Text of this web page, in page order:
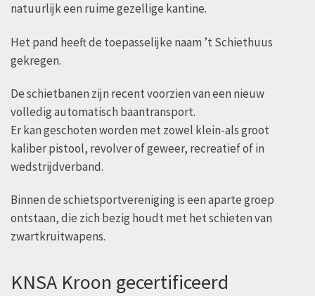
natuurlijk een ruime gezellige kantine.
Het pand heeft de toepasselijke naam ’t Schiethuus
gekregen.
De schietbanen zijn recent voorzien van een nieuw
volledig automatisch baantransport.
Er kan geschoten worden met zowel klein-als groot
kaliber pistool, revolver of geweer, recreatief of in
wedstrijdverband.
Binnen de schietsportvereniging is een aparte groep
ontstaan, die zich bezig houdt met het schieten van
zwartkruitwapens.
KNSA Kroon gecertificeerd